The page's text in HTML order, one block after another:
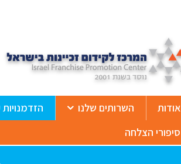
אודות השרותים שלנו
סיפורי הצלחה